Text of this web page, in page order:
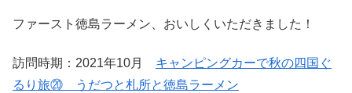
ファースト徳島ラーメン、おいしくいただきました！
訪問時期：2021年10月 キャンピングカーで秋の四国ぐ
るり旅⑳ うだつと札所と徳島ラーメン